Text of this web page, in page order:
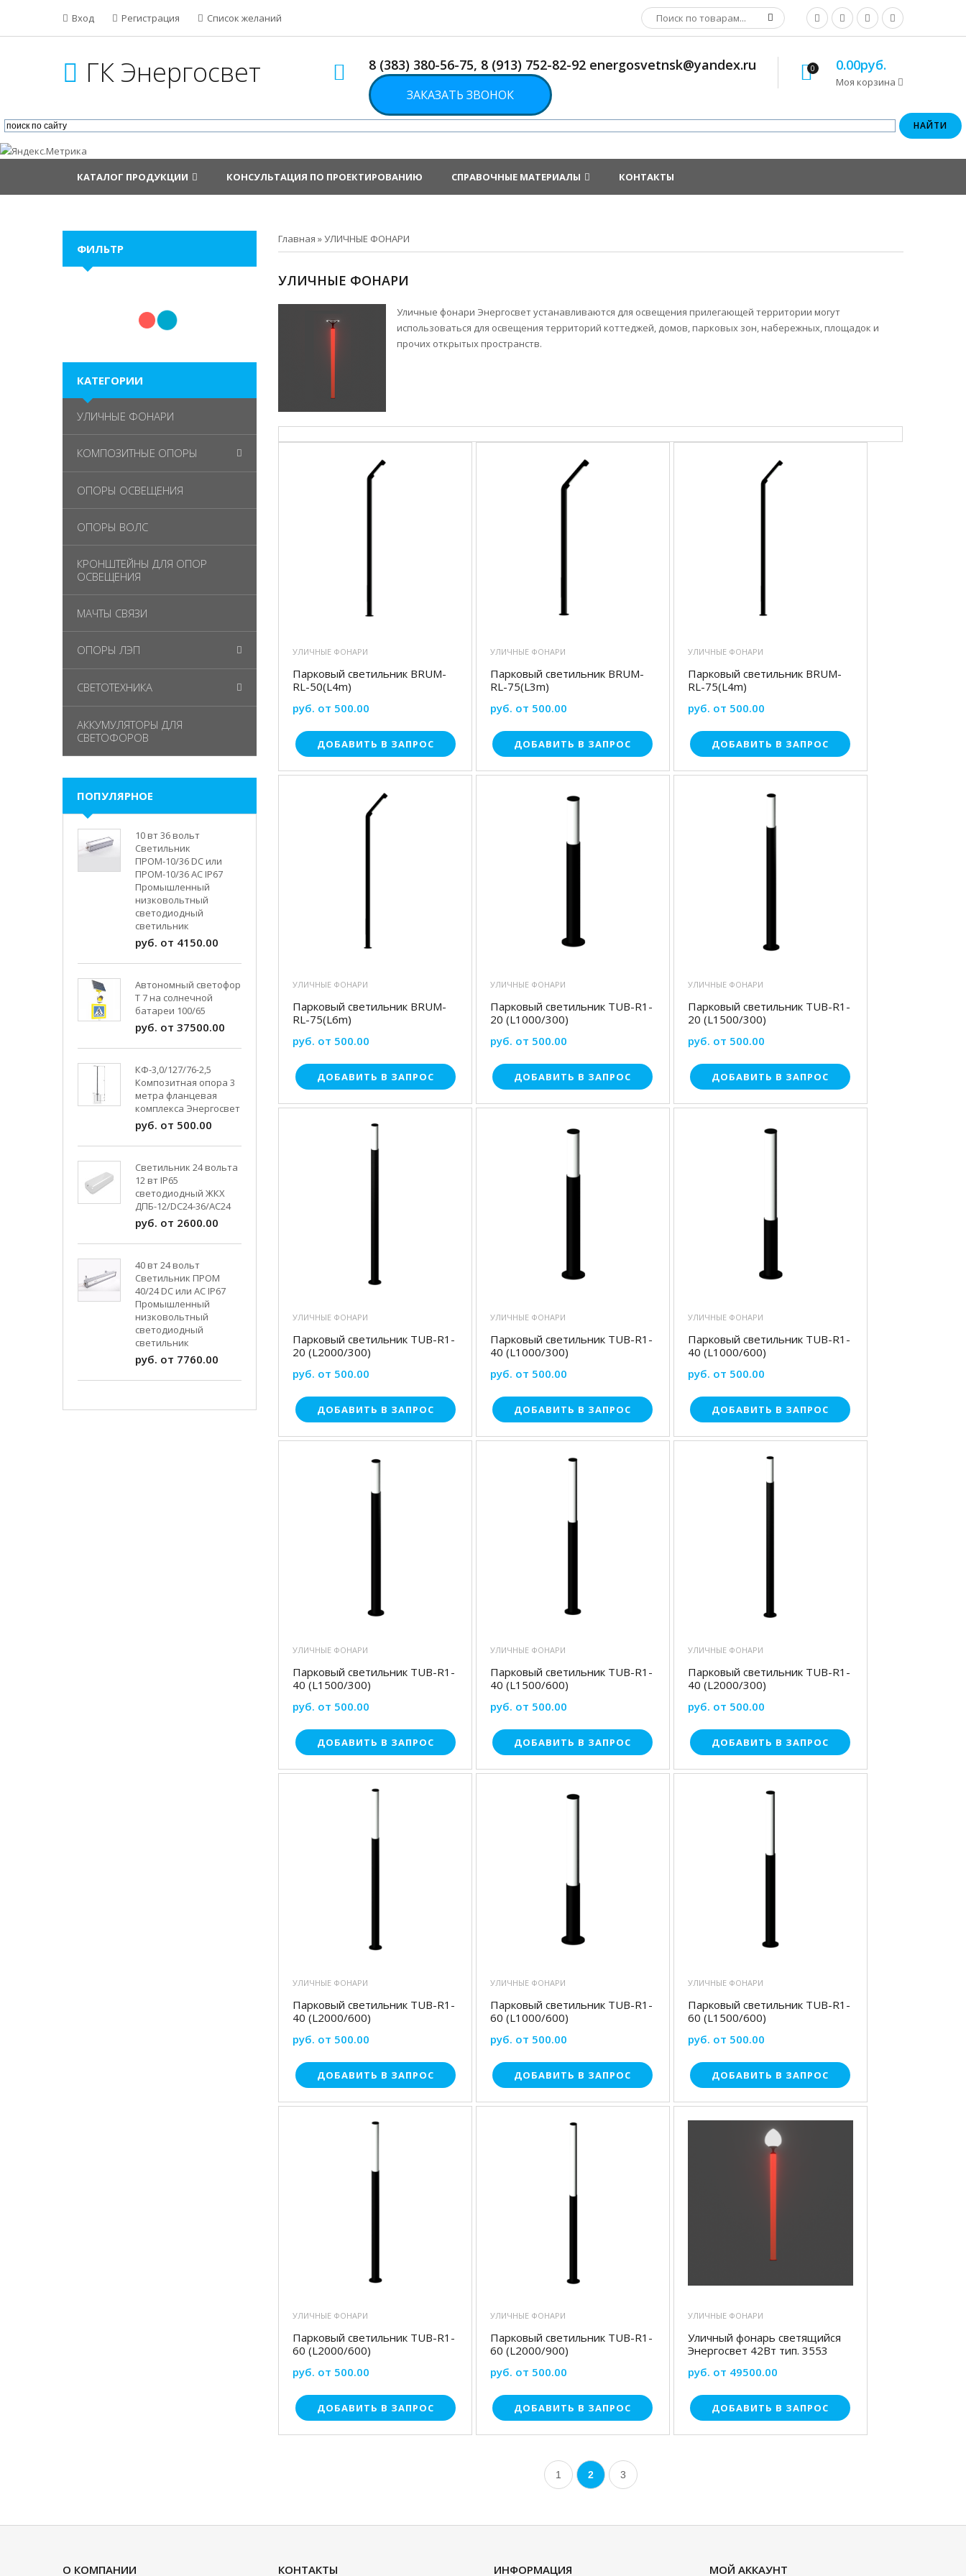
Вход Регистрация Список желаний
ГК Энергосвет 8 (383) 380-56-75, 8 (913) 752-82-92 energosvetnsk@yandex.ru
ЗАКАЗАТЬ ЗВОНОК
0 0.00руб.
Моя корзина
КАТАЛОГ ПРОДУКЦИИ КОНСУЛЬТАЦИЯ ПО ПРОЕКТИРОВАНИЮ СПРАВОЧНЫЕ МАТЕРИАЛЫ КОНТАКТЫ
Главная »УЛИЧНЫЕ ФОНАРИ
УЛИЧНЫЕ ФОНАРИ
Уличные фонари Энергосвет устанавливаются для освещения прилегающей территории могут
использоваться для освещения территорий коттеджей, домов, парковых зон, набережных, площадок и
прочих открытых пространств.
УЛИЧНЫЕ ФОНАРИ
Парковый светильник BRUM-
RL-50(L4m)
руб. от 500.00
ДОБАВИТЬ В ЗАПРОС
УЛИЧНЫЕ ФОНАРИ
Парковый светильник BRUM-
RL-75(L3m)
руб. от 500.00
ДОБАВИТЬ В ЗАПРОС
УЛИЧНЫЕ ФОНАРИ
Парковый светильник BRUM-
RL-75(L4m)
руб. от 500.00
ДОБАВИТЬ В ЗАПРОС
УЛИЧНЫЕ ФОНАРИ
Парковый светильник BRUM-
RL-75(L6m)
руб. от 500.00
ДОБАВИТЬ В ЗАПРОС
УЛИЧНЫЕ ФОНАРИ
Парковый светильник TUB-R1-
20 (L1000/300)
руб. от 500.00
ДОБАВИТЬ В ЗАПРОС
УЛИЧНЫЕ ФОНАРИ
Парковый светильник TUB-R1-
20 (L1500/300)
руб. от 500.00
ДОБАВИТЬ В ЗАПРОС
УЛИЧНЫЕ ФОНАРИ
Парковый светильник TUB-R1-
20 (L2000/300)
руб. от 500.00
ДОБАВИТЬ В ЗАПРОС
УЛИЧНЫЕ ФОНАРИ
Парковый светильник TUB-R1-
40 (L1000/300)
руб. от 500.00
ДОБАВИТЬ В ЗАПРОС
УЛИЧНЫЕ ФОНАРИ
Парковый светильник TUB-R1-
40 (L1000/600)
руб. от 500.00
ДОБАВИТЬ В ЗАПРОС
УЛИЧНЫЕ ФОНАРИ
Парковый светильник TUB-R1-
40 (L1500/300)
руб. от 500.00
ДОБАВИТЬ В ЗАПРОС
УЛИЧНЫЕ ФОНАРИ
Парковый светильник TUB-R1-
40 (L1500/600)
руб. от 500.00
ДОБАВИТЬ В ЗАПРОС
УЛИЧНЫЕ ФОНАРИ
Парковый светильник TUB-R1-
40 (L2000/300)
руб. от 500.00
ДОБАВИТЬ В ЗАПРОС
УЛИЧНЫЕ ФОНАРИ
Парковый светильник TUB-R1-
40 (L2000/600)
руб. от 500.00
ДОБАВИТЬ В ЗАПРОС
УЛИЧНЫЕ ФОНАРИ
Парковый светильник TUB-R1-
60 (L1000/600)
руб. от 500.00
ДОБАВИТЬ В ЗАПРОС
УЛИЧНЫЕ ФОНАРИ
Парковый светильник TUB-R1-
60 (L1500/600)
руб. от 500.00
ДОБАВИТЬ В ЗАПРОС
УЛИЧНЫЕ ФОНАРИ
Парковый светильник TUB-R1-
60 (L2000/600)
руб. от 500.00
ДОБАВИТЬ В ЗАПРОС
УЛИЧНЫЕ ФОНАРИ
Парковый светильник TUB-R1-
60 (L2000/900)
руб. от 500.00
ДОБАВИТЬ В ЗАПРОС
УЛИЧНЫЕ ФОНАРИ
Уличный фонарь светящийся
Энергосвет 42Вт тип. 3553
руб. от 49500.00
ДОБАВИТЬ В ЗАПРОС
1 2 3
ФИЛЬТР
КАТЕГОРИИ
УЛИЧНЫЕ ФОНАРИ
КОМПОЗИТНЫЕ ОПОРЫ
ОПОРЫ ОСВЕЩЕНИЯ
ОПОРЫ ВОЛС
КРОНШТЕЙНЫ ДЛЯ ОПОР
ОСВЕЩЕНИЯ
МАЧТЫ СВЯЗИ
ОПОРЫ ЛЭП
СВЕТОТЕХНИКА
АККУМУЛЯТОРЫ ДЛЯ
СВЕТОФОРОВ
ПОПУЛЯРНОЕ
10 вт 36 вольт
Светильник
ПРОМ-10/36 DC или
ПРОМ-10/36 AC IP67
Промышленный
низковольтный
светодиодный
светильник
руб. от 4150.00
Автономный светофор
Т 7 на солнечной
батареи 100/65
руб. от 37500.00
КФ-3,0/127/76-2,5
Композитная опора 3
метра фланцевая
комплекса Энергосвет
руб. от 500.00
Светильник 24 вольта
12 вт IP65
светодиодный ЖКХ
ДПБ-12/DC24-36/АС24
руб. от 2600.00
40 вт 24 вольт
Светильник ПРОМ
40/24 DC или AC IP67
Промышленный
низковольтный
светодиодный
светильник
руб. от 7760.00
О КОМПАНИИ КОНТАКТЫ ИНФОРМАЦИЯ МОЙ АККАУНТ